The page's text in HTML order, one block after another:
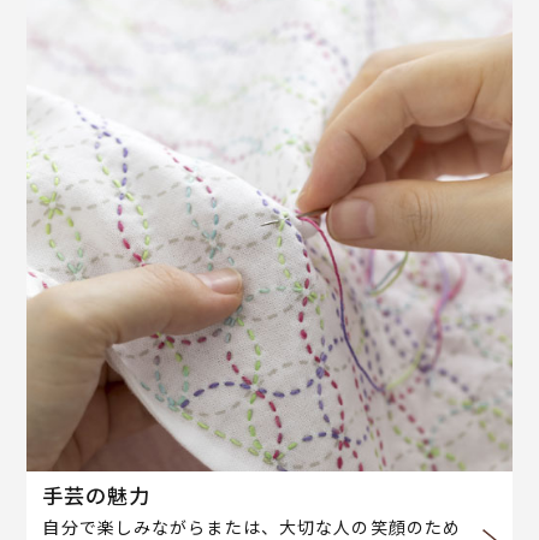
手芸の魅力
自分で楽しみながらまたは、大切な人の笑顔のため